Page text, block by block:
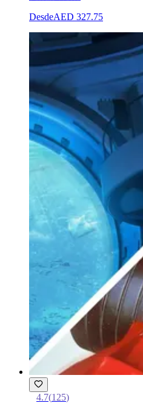
DesdeAED 327.75
4.7(125)